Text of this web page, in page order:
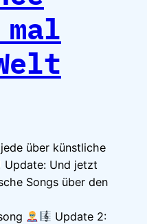
über künstliche
Update: Und jetzt
Songs über den
Update 2: